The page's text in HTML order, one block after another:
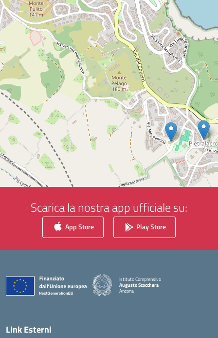
Scarica la nostra app ufficiale su:
App Store Play Store
Istituto Comprensivo
Augusto Scocchera
Ancona
Link Esterni